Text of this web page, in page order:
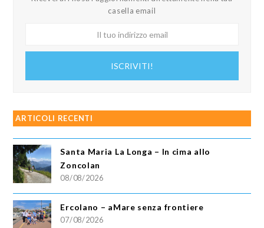
casella email
ISCRIVITI!
ARTICOLI RECENTI
Santa Maria La Longa – In cima allo
Zoncolan
08/08/2026
Ercolano – aMare senza frontiere
07/08/2026